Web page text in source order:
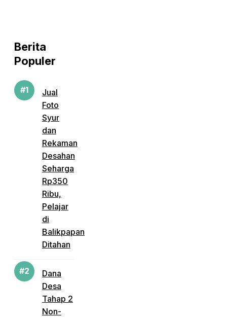
Berita
Populer
Jual
Foto
Syur
dan
Rekaman
Desahan
Seharga
Rp350
Ribu,
Pelajar
di
Balikpapan
Ditahan
Dana
Desa
Tahap 2
Non-